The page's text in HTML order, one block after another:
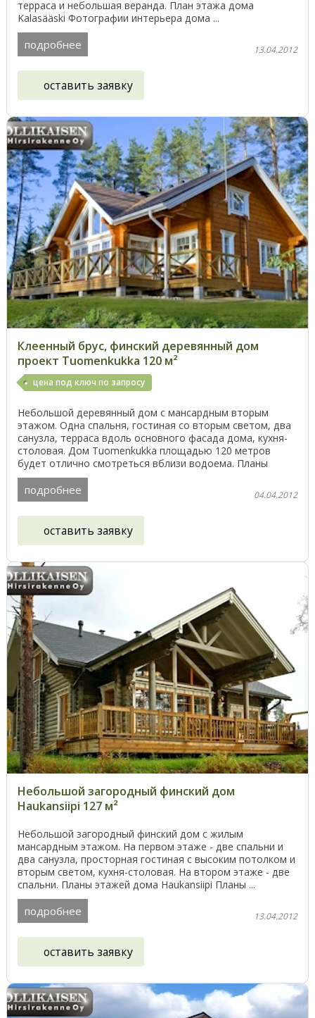
терраса и небольшая веранда. План этажа дома
Kalasääski Фотографии интерьера дома ...
подробнее 13.04.2012
оставить заявку
Клеенный брус, финский деревянный дом
проект Tuomenkukka 120 м²
цена под ключ по запросу
Небольшой деревянный дом с мансардным вторым
этажом. Одна спальня, гостиная со вторым светом, два
санузла, терраса вдоль основного фасада дома, кухня-
столовая. Дом Tuomenkukka площадью 120 метров
будет отлично смотреться вблизи водоема. Планы
этажей ...
подробнее 04.04.2012
оставить заявку
Небольшой загородный финский дом
Haukansiipi 127 м²
Небольшой загородный финский дом с жилым
мансардным этажом. На первом этаже - две спальни и
два санузла, просторная гостиная с высоким потолком и
вторым светом, кухня-столовая. На втором этаже - две
спальни. Планы этажей дома Haukansiipi Планы ...
подробнее 13.04.2012
оставить заявку